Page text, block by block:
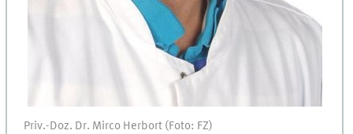
Priv.-Doz. Dr. Mirco Herbort (Foto: FZ)